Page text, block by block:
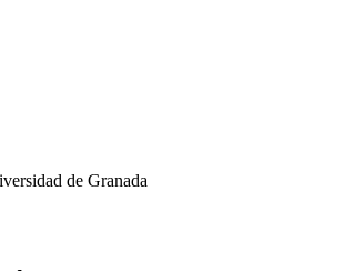
de Granada